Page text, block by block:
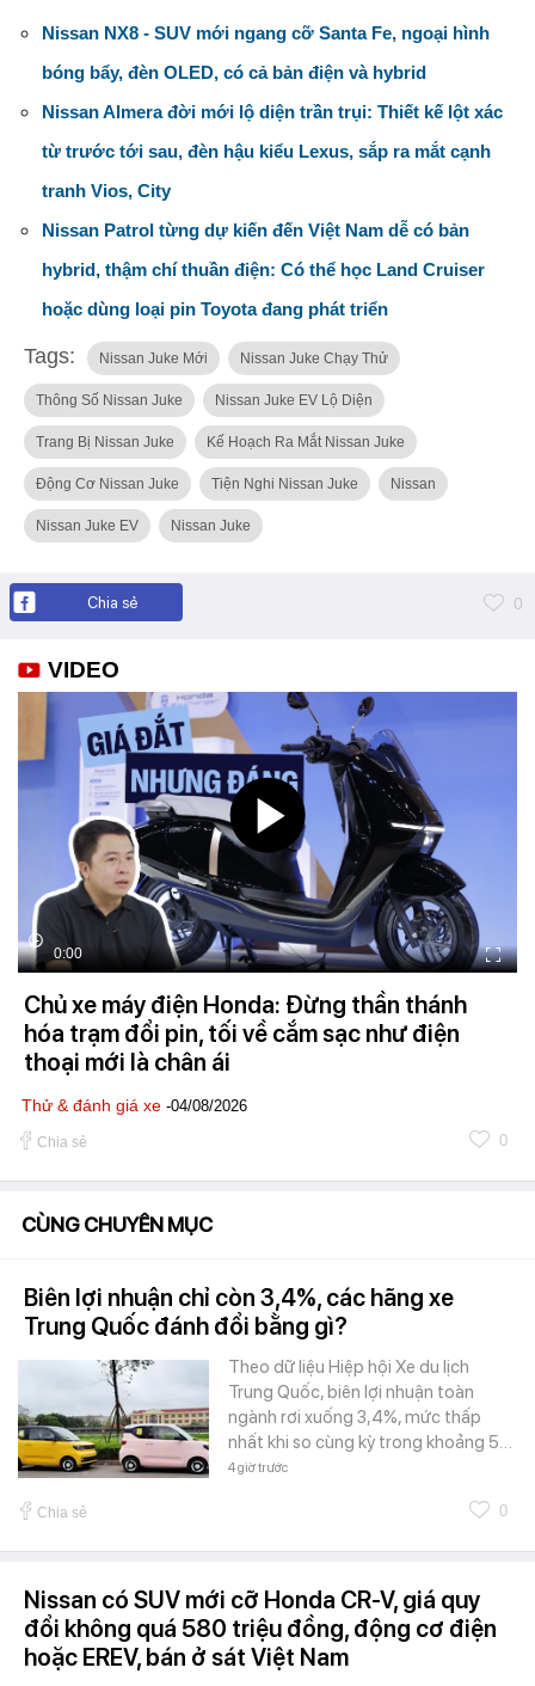
Nissan NX8 - SUV mới ngang cỡ Santa Fe, ngoại hình
bóng bẩy, đèn OLED, có cả bản điện và hybrid
Nissan Almera đời mới lộ diện trần trụi: Thiết kế lột xác
từ trước tới sau, đèn hậu kiểu Lexus, sắp ra mắt cạnh
tranh Vios, City
Nissan Patrol từng dự kiến đến Việt Nam dễ có bản
hybrid, thậm chí thuần điện: Có thể học Land Cruiser
hoặc dùng loại pin Toyota đang phát triển
Tags: Nissan Juke Mới Nissan Juke Chạy Thử
Thông Số Nissan Juke Nissan Juke EV Lộ Diện
Trang Bị Nissan Juke Kế Hoạch Ra Mắt Nissan Juke
Động Cơ Nissan Juke Tiện Nghi Nissan Juke Nissan
Nissan Juke EV Nissan Juke
Chia sẻ 0
VIDEO
0:00
Chủ xe máy điện Honda: Đừng thần thánh
hóa trạm đổi pin, tối về cắm sạc như điện
thoại mới là chân ái
Thử & đánh giá xe -04/08/2026
Chia sẻ 0
CÙNG CHUYÊN MỤC
Biên lợi nhuận chỉ còn 3,4%, các hãng xe
Trung Quốc đánh đổi bằng gì?
Theo dữ liệu Hiệp hội Xe du lịch
Trung Quốc, biên lợi nhuận toàn
ngành rơi xuống 3,4%, mức thấp
nhất khi so cùng kỳ trong khoảng 5…
4 giờ trước
Chia sẻ 0
Nissan có SUV mới cỡ Honda CR-V, giá quy
đổi không quá 580 triệu đồng, động cơ điện
hoặc EREV, bán ở sát Việt Nam